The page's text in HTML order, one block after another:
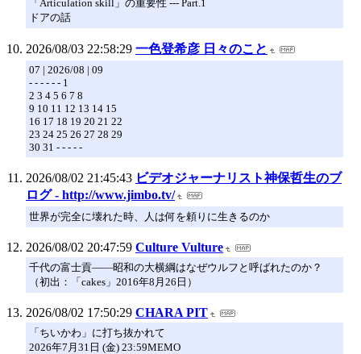
「Articulation skill」の重要性 --- Part.1
ドアの話
2026/08/03 22:58:29 一色登希彦 日々のこと
07 | 2026/08 | 09
- - - - - - 1
2 3 4 5 6 7 8
9 10 11 12 13 14 15
16 17 18 19 20 21 22
23 24 25 26 27 28 29
30 31 - - - - -
2026/08/02 21:45:43 ビデオジャーナリスト神保哲生のブ
ログ - http://www.jimbo.tv/
世界が完全に壊れた時、人は何を頼りに生きるのか
2026/08/02 20:47:59 Culture Vulture
千代の富士貢――昭和の大横綱はなぜウルフと呼ばれたのか？
（初出：「cakes」2016年8月26日）
2026/08/02 17:50:29 CHARA PIT
「ちいかわ」に打ち抜かれて
2026年7月31日 (金) 23:59MEMO